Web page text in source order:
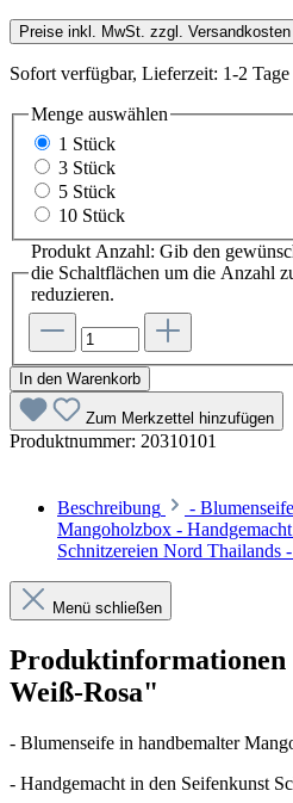
Preise inkl. MwSt. zzgl. Versandkosten
Sofort verfügbar, Lieferzeit: 1-2 Tage
Menge auswählen
1 Stück
3 Stück
5 Stück
10 Stück
Produkt Anzahl: Gib den
die Schaltflächen um die Anzahl
reduzieren.
In den Warenkorb
Zum Merkzettel hinzufügen
Produktnummer: 20310101
Beschreibung
-
Mangoholzbox -
Schnitzereien Nord
Menü schließen
Weiß-Rosa"
- Blumenseife in handbemalter
- Handgemacht in den Seifenkunst